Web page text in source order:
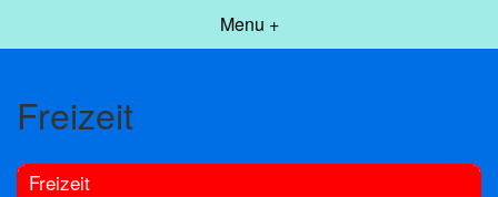
Menu +
Freizeit
Freizeit